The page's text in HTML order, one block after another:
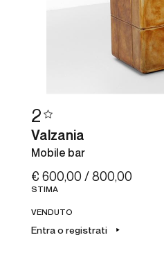
2
Valzania
Mobile bar
€ 600,00 / 800,00
STIMA
VENDUTO
Entra o registrati